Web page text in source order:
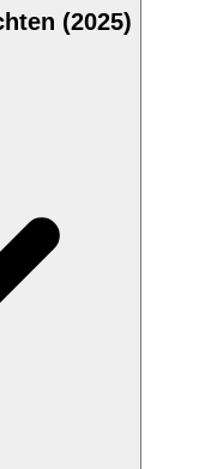
(2025)